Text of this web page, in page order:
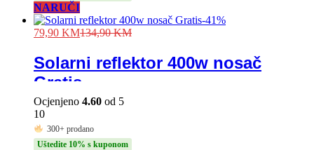
NARUČI
-41%
79,90 KM134,90KM
Solarni reflektor 400w nosač
Gratis
Ocjenjeno 4.60 od 5
10
300+ prodano
Uštedite 10% s kuponom